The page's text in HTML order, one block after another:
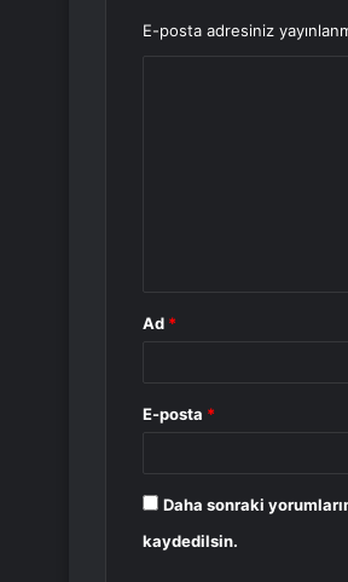
E-posta adresiniz
Ad *
E-posta *
Daha sonraki
kaydedilsin.